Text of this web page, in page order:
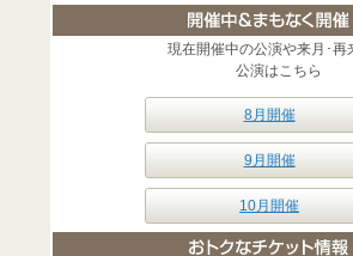
現在開催中の公演や来月･再
公演はこちら
8月開催
9月開催
10月開催